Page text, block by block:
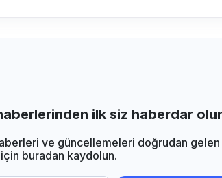
ilk siz haberdar
ve güncellemeleri doğrudan gelen
buradan kaydolun.